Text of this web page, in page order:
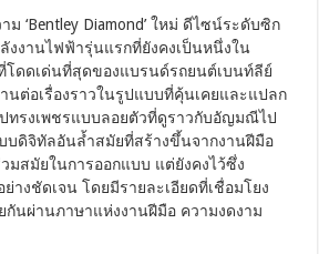
‘Bentley Diamond’ ใหม่ ดีไซน์ระดับซิก
งงานไฟฟ้ารุ่นแรกที่ยังคงเป็นหนึ่งใน
โดดเด่นที่สุดของแบรนด์รถยนต์เบนท์ลีย์
นต่อเรื่องราวในรูปแบบที่คุ้นเคยและแปลก
ทรงเพชรแบบลอยตัวที่ดูราวกับอัญมณีไป
บดิจิทัลอันล้ำสมัยที่สร้างขึ้นจากงานฝีมือ
มสมัยในการออกแบบ แต่ยังคงไว้ซึ่ง
างชัดเจน โดยมีรายละเอียดที่เชื่อมโยง
นผ่านภาษาแห่งงานฝีมือ ความงดงาม